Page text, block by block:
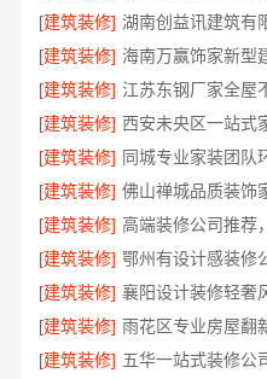
[建筑装修] 湖南创益讯建筑有
[建筑装修]
[建筑装修]
[建筑装修]
[建筑装修]
[建筑装修]
[建筑装修] 高端装修公司推荐
[建筑装修]
[建筑装修]
[建筑装修]
[建筑装修]